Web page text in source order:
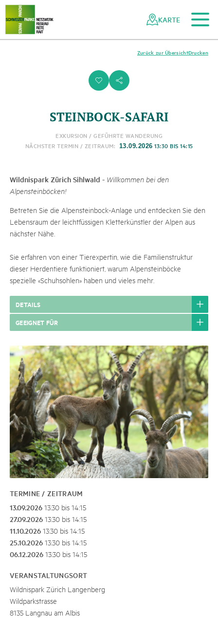
Navigieren
Netzwerk
Schweizer
Schnellnavigation
Zum Hauptinhalt
Zur mobilen Navigation
Zur Suche
Zum Fussbereich
Zur Sitemap
KARTE
i s
Drucken
Zurück zur Übersicht
STEINBOCK-SAFARI
EXKURSION / GEFÜHRTE WANDERUNG
NÄCHSTER TERMIN / ZEITRAUM: 13.09.2026 13:30 BIS 14:15
Wildnispark Zürich Sihlwald - Willkommen bei den
Alpensteinböcken!
Betreten Sie die Alpensteinbock-Anlage und entdecken Sie den
Lebensraum der leichtfüssigen Kletterkünstler der Alpen aus
nächster Nähe.
Sie erfahren von einer Tierexpertin, wie die Familienstruktur
dieser Herdentiere funktioniert, warum Alpensteinböcke
spezielle «Schuhsohlen» haben und vieles mehr.
DETAILS
GEEIGNET FÜR
TERMINE / ZEITRAUM
13.09.2026 13:30 bis 14:15
27.09.2026 13:30 bis 14:15
11.10.2026 13:30 bis 14:15
25.10.2026 13:30 bis 14:15
06.12.2026 13:30 bis 14:15
VERANSTALTUNGSORT
Wildnispark Zürich Langenberg
Wildparkstrasse
8135 Langnau am Albis